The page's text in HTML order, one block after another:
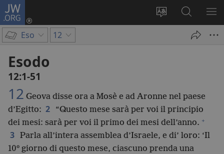
JW.ORG
Modificare
Accedi
(apre
Cerca
JW.ORG
Eso 12
Esodo
12:1-51
12 Geova disse ora a Mosè e ad Aronne nel paese
d’Egitto: 2
“Questo mese sarà per voi il principio
dei mesi: sarà per voi il primo dei mesi dell’anno. +
3 Parla all’intera assemblea d’Israele, e di’ loro: ‘Il
10º giorno di questo mese, ciascuno prenda una